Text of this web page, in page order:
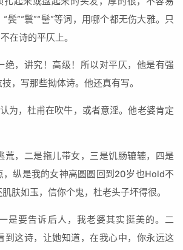
鬓”“鬟”“髻”等词，用哪个都无伤大雅。只
在诗的平仄上。
绝，讲究！高级！所以对平仄，他是有强
，写那些拗体诗。他还真有写。
为，杜甫在吹牛，或者意淫。他老婆肯定
荒，二是拖儿带女，三是饥肠辘辘，四是
，纵是我的女神高圆圆回到20岁也Hold不
肤如玉，信你个鬼，杜老头子坏得很。
是要告诉后人，我老婆其实挺美的。二
到这诗，让她知道，在我心中，你永远这